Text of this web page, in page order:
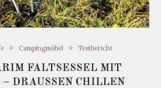
Campingmöbel Testbericht
FALTSESSEL MIT
DRAUSSEN CHILLEN